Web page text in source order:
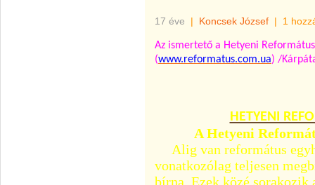
17 éve | Koncsek József | 1
Az ismertető a Hetyeni
(www.reformatus.com.ua) /
HETYENI
A Hetyeni
Alig van református
vonatkozólag teljesen
bírna. Ezek közé sorakozik